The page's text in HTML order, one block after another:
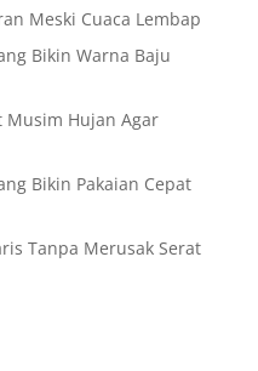
Meski Cuaca Lembap
Bikin Warna Baju
Musim Hujan Agar
Bikin Pakaian Cepat
Tanpa Merusak Serat